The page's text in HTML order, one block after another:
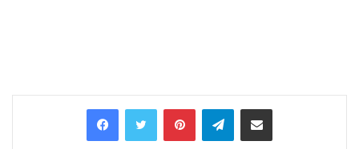
PinterestTelegramShare via Email